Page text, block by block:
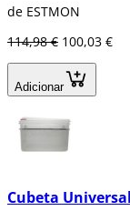
de ESTMON
114,98 € 100,03 €
Adicionar
Cubeta